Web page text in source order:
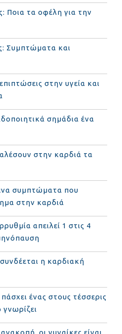
Ποια τα οφέλη για την
Συμπτώματα και
στην υγεία και
σημάδια ένα
στην καρδιά τα
συμπτώματα που
στην καρδιά
απειλεί 1 στις 4
η καρδιακή
ένας στους τέσσερις
οι γυναίκες είναι